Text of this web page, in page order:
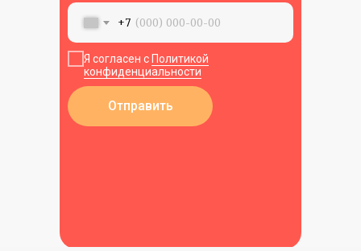
+7
Я согласен сПолитикой
конфиденциальности
Отправить
Договор оферты
Пользовательское соглашение